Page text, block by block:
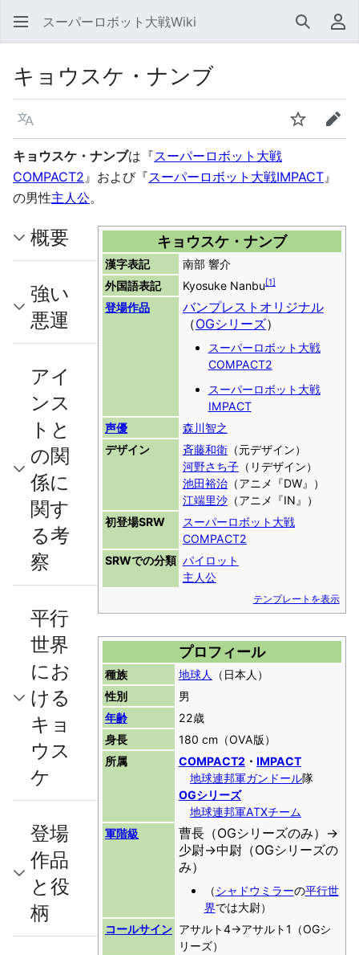
スーパーロボット大戦Wiki 検索 利
キョウスケ・ナンブ
言語 ウォッチ編集
キョウスケ・ナンブは『スーパーロボット大戦
COMPACT2』および『スーパーロボット大戦IMPACT』
の男性主人公。
キョウスケ・ナンブ
漢字表記
南部 響介
外国語表記
Kyosuke Nanbu[1
登場作品
バンプレストオリジナル
（OGシリーズ）
スーパーロボット大戦
COMPACT2
スーパーロボット大戦
IMPACT
声優
森川智之
デザイン
斉藤和衛（元デザイン）
河野さち子（リデザイン）
池田裕治（アニメ『DW』）
江端里沙（アニメ『IN』）
初登場SRW
スーパーロボット大戦
COMPACT2
SRWでの分類 パイロット
主人公
テンプレートを表示
プロフィール
種族 地球人
（日本人）
性別
男
年齢
22歳
身長
180 cm（OVA版）
所属
COMPACT2・ IMPACT
地球連邦軍ガンドール隊
OGシリーズ
地球連邦軍ATXチーム
軍階級
曹長（OGシリーズのみ）→
少尉→中尉（OGシリーズの
み）
（シャドウミラーの平行世
界では大尉）
コールサイン アサルト4→アサルト1（OGシ
リーズ）
概要
強い
悪運
アイ
ンス
トと
の関
係に
関す
る考
察
平行
世界
にお
ける
キョ
ウス
ケ
登場
作品
と役
柄